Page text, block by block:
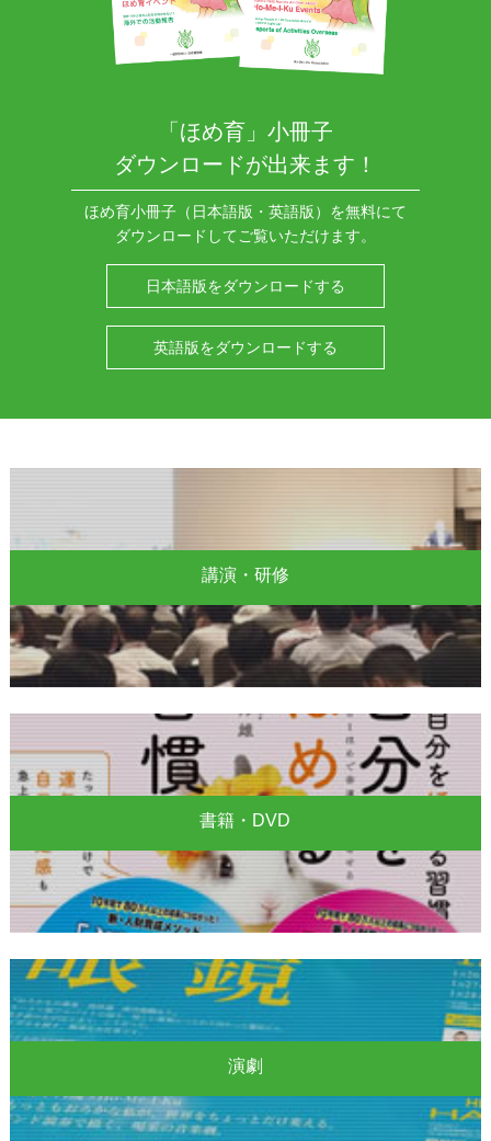
「ほめ育」小冊子
ダウンロードが出来ます！
ほめ育小冊子（日本語版・英語版）を無料にて
ダウンロードしてご覧いただけます。
日本語版をダウンロードする
英語版をダウンロードする
講演・研修
書籍・DVD
演劇